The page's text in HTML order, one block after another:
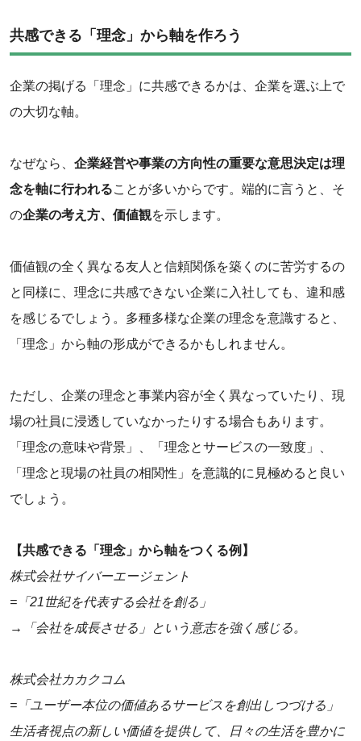
共感できる「理念」から軸を作ろう
企業の掲げる「理念」に共感できるかは、企業を選ぶ上で
の大切な軸。
‌なぜなら、 企業経営や事業の方向性の重要な意思決定は理
念を軸に行われることが多いからです。端的に言うと、そ
の企業の考え方、価値観を示します。
‌価値観の全く異なる友人と信頼関係を築くのに苦労するの
と同様に、理念に共感できない企業に入社しても、違和感
を感じるでしょう。多種多様な企業の理念を意識すると、
「理念」から軸の形成ができるかもしれません。
‌ただし、企業の理念と事業内容が全く異なっていたり、現
場の社員に浸透していなかったりする場合もあります。
「理念の意味や背景」、「理念とサービスの一致度」、
「理念と現場の社員の相関性」を意識的に見極めると良い
でしょう。
【共感できる「理念」から軸をつくる例】
株式会社サイバーエージェント
‌=「21世紀を代表する会社を創る」
‌→「会社を成長させる」という意志を強く感じる。
‌株式会社カカクコム
=「ユーザー本位の価値あるサービスを創出しつづける」
生活者視点の新しい価値を提供して、日々の生活を豊かに